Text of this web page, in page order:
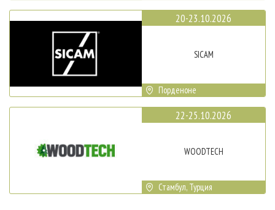
20-23.10.2026
SICAM
Порденоне
22-25.10.2026
WOODTECH
Стамбул, Турция